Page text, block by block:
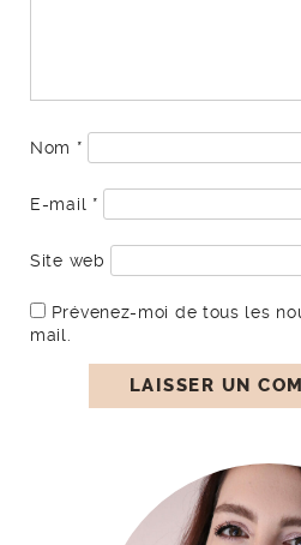
Nom *
E-mail *
Site web
Prévenez-moi de tous les
mail.